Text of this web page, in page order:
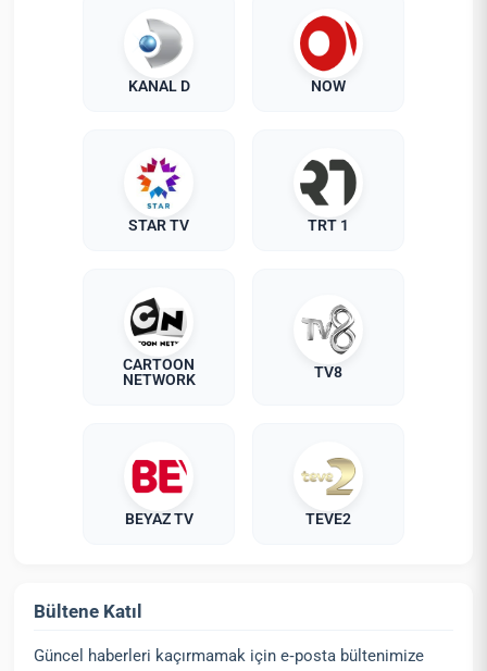
KANAL D NOW
STAR TV TRT 1
CARTOON
NETWORK
TV8
BEYAZ TV TEVE2
Bültene Katıl
Güncel haberleri kaçırmamak için e‑posta bültenimize